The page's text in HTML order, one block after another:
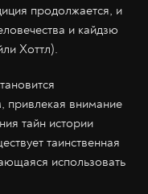
продолжается, и
и кайдзю
Хоттл).
привлекая внимание
тайн истории
таинственная
использовать